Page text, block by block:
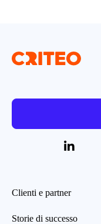
Clienti e partner
Storie di successo